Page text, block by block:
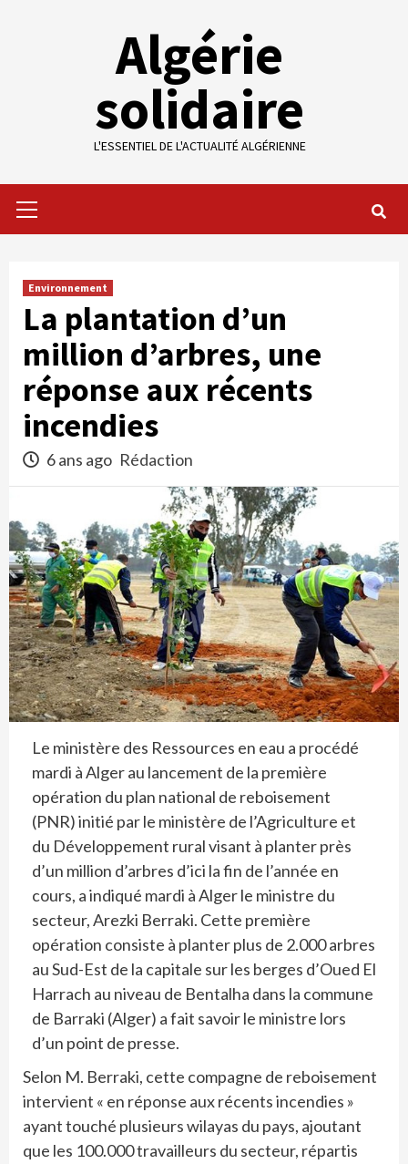
Algérie
solidaire
L'ESSENTIEL DE L'ACTUALITÉ ALGÉRIENNE
Menu
Environnement
La plantation d’un
million d’arbres, une
réponse aux récents
incendies
6 ans ago Rédaction
Le ministère des Ressources en eau a procédé
mardi à Alger au lancement de la première
opération du plan national de reboisement
(PNR) initié par le ministère de l’Agriculture et
du Développement rural visant à planter près
d’un million d’arbres d’ici la fin de l’année en
cours, a indiqué mardi à Alger le ministre du
secteur, Arezki Berraki. Cette première
opération consiste à planter plus de 2.000 arbres
au Sud-Est de la capitale sur les berges d’Oued El
Harrach au niveau de Bentalha dans la commune
de Barraki (Alger) a fait savoir le ministre lors
d’un point de presse.
Selon M. Berraki, cette compagne de reboisement
intervient « en réponse aux récents incendies »
ayant touché plusieurs wilayas du pays, ajoutant
que les 100.000 travailleurs du secteur, répartis